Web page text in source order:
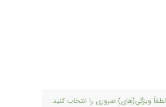
لطفاً ویژگی(های) ضروری را انتخاب کنید.